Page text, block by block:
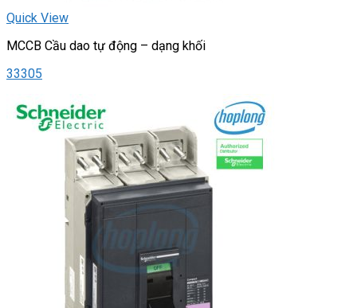
Quick View
MCCB Cầu dao tự động – dạng khối
33305